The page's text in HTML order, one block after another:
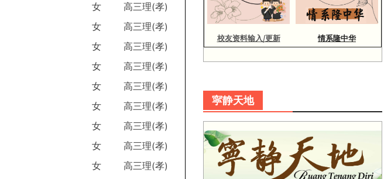
女
高三理(孝)
女
高三理(孝)
女
高三理(孝)
女
高三理(孝)
女
高三理(孝)
女
高三理(孝)
女
高三理(孝)
女
高三理(孝)
女
高三理(孝)
校友资料输入/更新 情系隆中华
寜静天地